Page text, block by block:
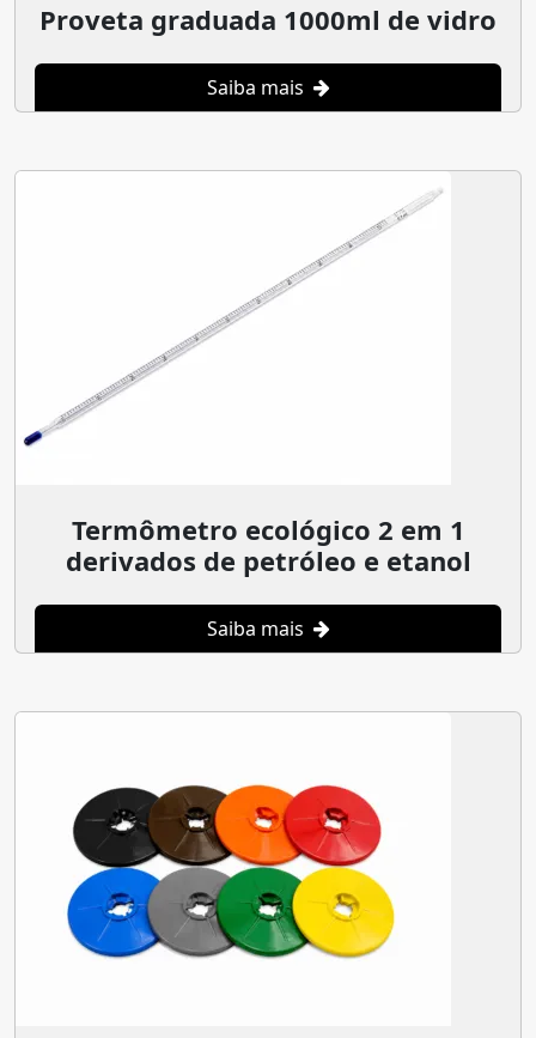
Proveta graduada 1000ml de vidro
Saiba mais
Termômetro ecológico 2 em 1
derivados de petróleo e etanol
Saiba mais